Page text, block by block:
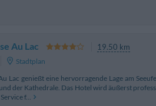
Au Lac
19.50 km
Stadtplan
Lac genießt eine hervorragende Lage am
der Kathedrale. Das Hotel wird äußerst
f...